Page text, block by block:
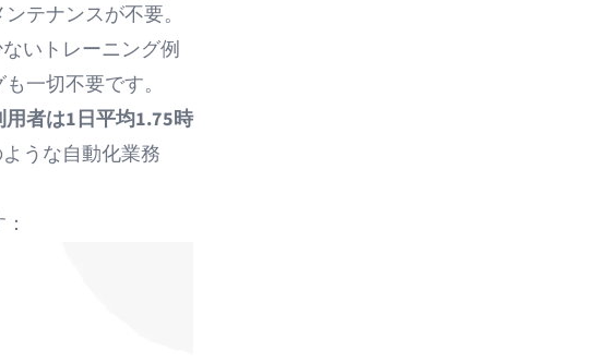
テナンスが不要。
いトレーニング例
一切不要です。
者は1日平均1.75時
うな自動化業務